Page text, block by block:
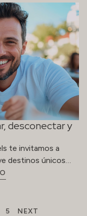
desconectar y
te invitamos a
destinos únicos…
5 NEXT